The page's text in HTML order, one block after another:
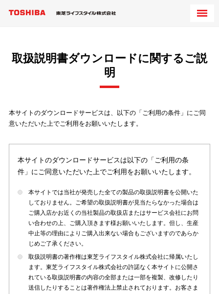
取扱説明書ダウンロードに関するご説
明
本サイトのダウンロードサービスは、以下の「ご利用の条件」にご同
意いただいた上でご利用をお願いいたします。
本サイトのダウンロードサービスは以下の「ご利用の条
件」にご同意いただいた上でご利用をお願いいたします。
本サイトでは当社が発売した全ての製品の取扱説明書を公開いた
しておりません。ご希望の取扱説明書が見当たらなかった場合は
ご購入店かお近くの当社製品の取扱店またはサービス会社にお問
い合わせの上、ご購入頂きます様お願いいたします。但し、生産
中止等の理由によりご購入出来ない場合もございますのであらか
じめご了承ください。
取扱説明書の著作権は東芝ライフスタイル株式会社に帰属いたし
ます。東芝ライフスタイル株式会社の許諾なく本サイトに公開さ
れている取扱説明書の内容の全部または一部を複製、改修したり
送信したりすることは著作権法上禁止されております。お客さま